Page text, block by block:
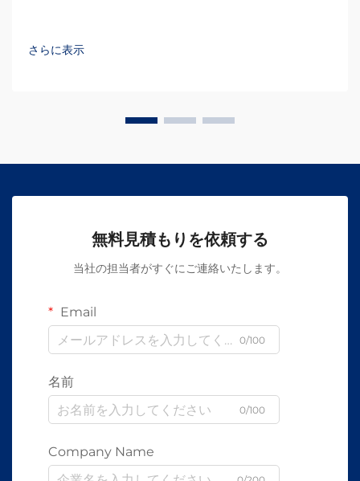
さらに表示
無料見積もりを依頼する
当社の担当者がすぐにご連絡いたします。
Email
0/100
名前
0/100
Company Name